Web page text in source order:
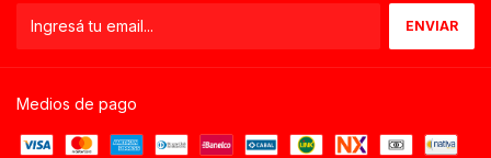
Medios de pago